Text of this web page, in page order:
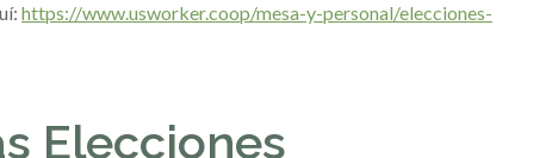
https://www.usworker.coop/mesa-y-personal/elecciones-
Elecciones